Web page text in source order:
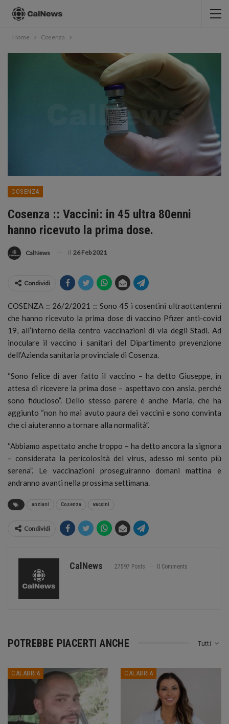
Home Cosenza
COSENZA
Cosenza :: Vaccini: in 45 ultra 80enni
hanno ricevuto la prima dose.
CalNews il 26 Feb 2021
Condividi
COSENZA :: 26/2/2021 :: Sono 45 i cosentini ultraottantenni
che hanno ricevuto la prima dose di vaccino Pfizer anti-covid
19, all’interno della centro vaccinazioni di via degli Stadi. Ad
inoculare il vaccino i sanitari del Dipartimento prevenzione
dell’Azienda sanitaria provinciale di Cosenza.
“Sono felice di aver fatto il vaccino – ha detto Giuseppe, in
attesa di ricevere la prima dose – aspettavo con ansia, perché
sono fiducioso”. Dello stesso parere è anche Maria, che ha
aggiunto “non ho mai avuto paura dei vaccini e sono convinta
che ci aiuteranno a tornare alla normalità”.
“Abbiamo aspettato anche troppo – ha detto ancora la signora
– considerata la pericolosità del virus, adesso mi sento più
serena”. Le vaccinazioni proseguiranno domani mattina e
andranno avanti nella prossima settimana.
anziani Cosenza vaccini
Condividi
CalNews 27597 Posts 0 Comments
Tutti
POTREBBE PIACERTI ANCHE
CALABRIA CALABRIA